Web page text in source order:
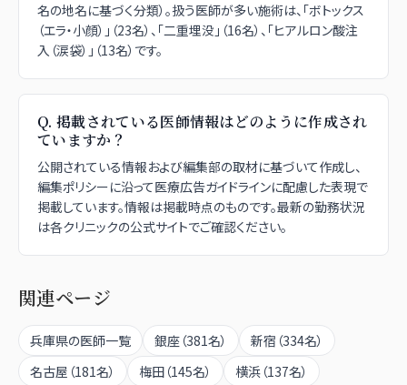
名の地名に基づく分類）。扱う医師が多い施術は、「ボトックス
（エラ・小顔）」（23名）、「二重埋没」（16名）、「ヒアルロン酸注
入（涙袋）」（13名）です。
Q. 掲載されている医師情報はどのように作成され
ていますか？
公開されている情報および編集部の取材に基づいて作成し、
編集ポリシーに沿って医療広告ガイドラインに配慮した表現で
掲載しています。情報は掲載時点のものです。最新の勤務状況
は各クリニックの公式サイトでご確認ください。
関連ページ
兵庫県の医師一覧 銀座 （381名） 新宿 （334名）
名古屋 （181名） 梅田 （145名） 横浜 （137名）